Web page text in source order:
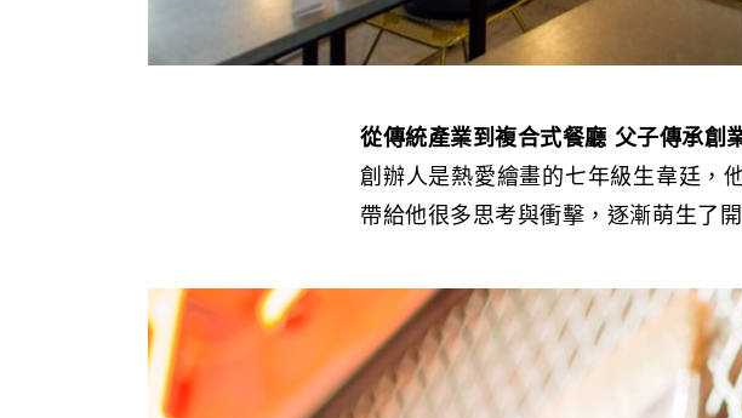
從傳統產業到複合式餐廳 父子傳承創
創辦人是熱愛繪畫的七年級生韋廷，
帶給他很多思考與衝擊，逐漸萌生了